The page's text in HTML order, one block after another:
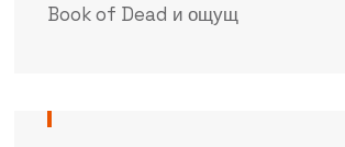
Book of Dead и ощущ